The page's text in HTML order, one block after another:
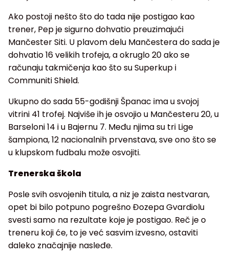
Ako postoji nešto što do tada nije postigao kao
trener, Pep je sigurno dohvatio preuzimajući
Mančester Siti. U plavom delu Mančestera do sada je
dohvatio 16 velikih trofeja, a okruglo 20 ako se
računaju takmičenja kao što su Superkup i
Communiti Shield.
Ukupno do sada 55-godišnji Španac ima u svojoj
vitrini 41 trofej. Najviše ih je osvojio u Mančesteru 20, u
Barseloni 14 i u Bajernu 7. Među njima su tri Lige
šampiona, 12 nacionalnih prvenstava, sve ono što se
u klupskom fudbalu može osvojiti.
Trenerska škola
Posle svih osvojenih titula, a niz je zaista nestvaran,
opet bi bilo potpuno pogrešno Đozepa Gvardiolu
svesti samo na rezultate koje je postigao. Reč je o
treneru koji će, to je već sasvim izvesno, ostaviti
daleko značajnije nasleđe.